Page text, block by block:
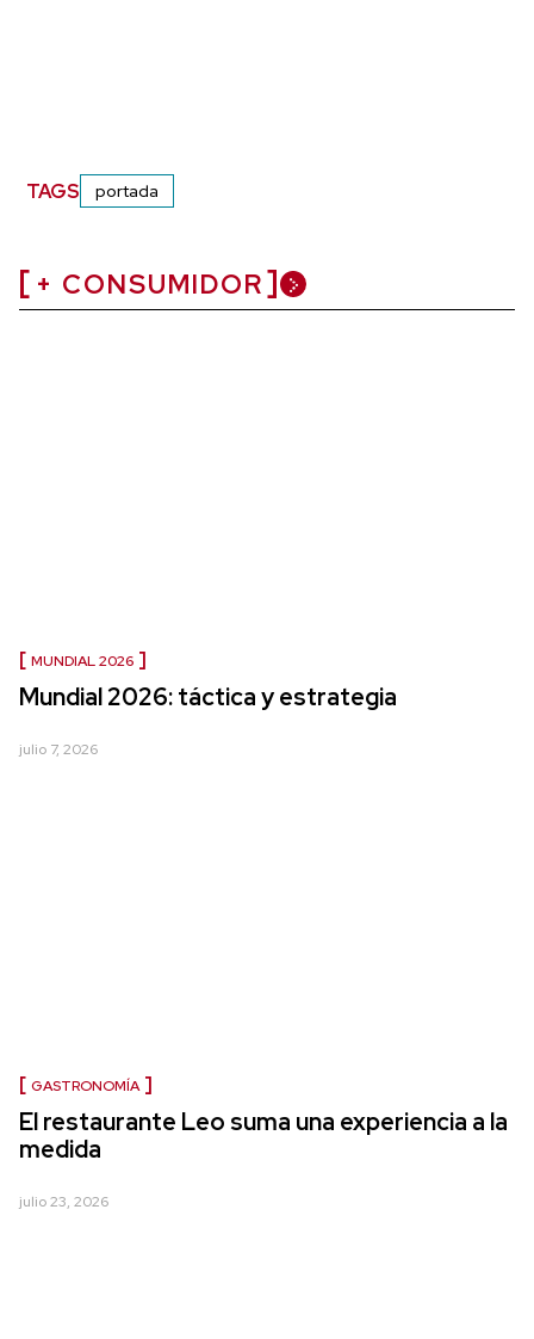
TAGS portada
+ CONSUMIDOR
MUNDIAL 2026
Mundial 2026: táctica y estrategia
julio 7, 2026
GASTRONOMÍA
El restaurante Leo suma una experiencia a la
medida
julio 23, 2026